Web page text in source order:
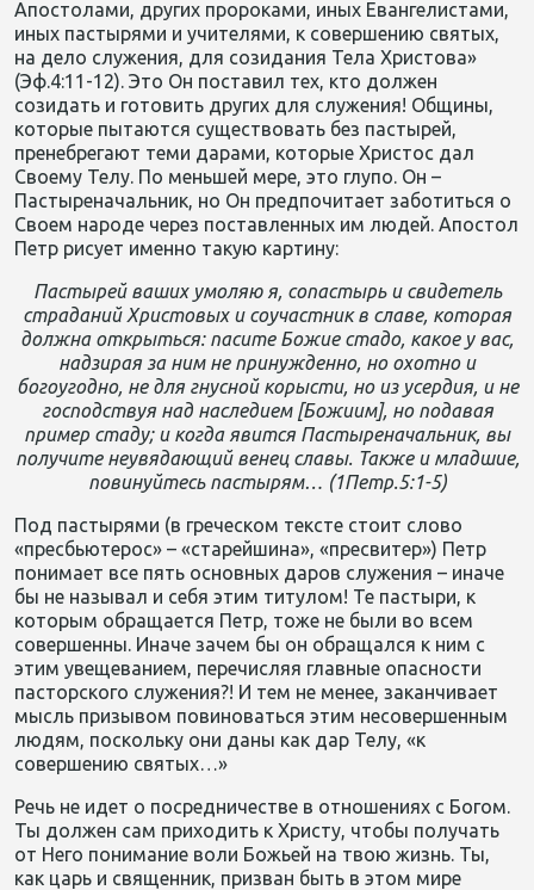
Апостолами, других пророками, иных Евангелистами,
иных пастырями и учителями, к совершению святых,
на дело служения, для созидания Тела Христова»
(Эф.4:11-12). Это Он поставил тех, кто должен
созидать и готовить других для служения! Общины,
которые пытаются существовать без пастырей,
пренебрегают теми дарами, которые Христос дал
Своему Телу. По меньшей мере, это глупо. Он –
Пастыреначальник, но Он предпочитает заботиться о
Своем народе через поставленных им людей. Апостол
Петр рисует именно такую картину:
Пастырей ваших умоляю я, сопастырь и свидетель
страданий Христовых и соучастник в славе, которая
должна открыться: пасите Божие стадо, какое у вас,
надзирая за ним не принужденно, но охотно и
богоугодно, не для гнусной корысти, но из усердия, и не
господствуя над наследием [Божиим], но подавая
пример стаду; и когда явится Пастыреначальник, вы
получите неувядающий венец славы. Также и младшие,
повинуйтесь пастырям… (1Петр.5:1-5)
Под пастырями (в греческом тексте стоит слово
«пресбьютерос» – «старейшина», «пресвитер») Петр
понимает все пять основных даров служения – иначе
бы не называл и себя этим титулом! Те пастыри, к
которым обращается Петр, тоже не были во всем
совершенны. Иначе зачем бы он обращался к ним с
этим увещеванием, перечисляя главные опасности
пасторского служения?! И тем не менее, заканчивает
мысль призывом повиноваться этим несовершенным
людям, поскольку они даны как дар Телу, «к
совершению святых…»
Речь не идет о посредничестве в отношениях с Богом.
Ты должен сам приходить к Христу, чтобы получать
от Него понимание воли Божьей на твою жизнь. Ты,
как царь и священник, призван быть в этом мире